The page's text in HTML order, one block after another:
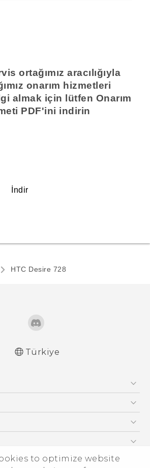
to optimize website
ortağımız aracılığıyla
onarım hizmetleri
almak için lütfen Onarım
PDF'ini indirin
İndir
HTC Desire 728‎
vedüzenleme kılavuzu
Türkiye